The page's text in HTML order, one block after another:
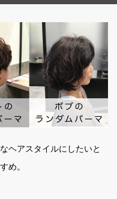
ヘアスタイルにしたいと
め。